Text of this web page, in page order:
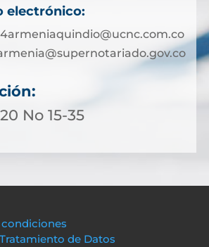
electrónico:
No 15-35
condiciones
de Datos